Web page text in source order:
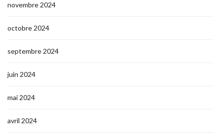
novembre 2024
octobre 2024
septembre 2024
juin 2024
mai 2024
avril 2024